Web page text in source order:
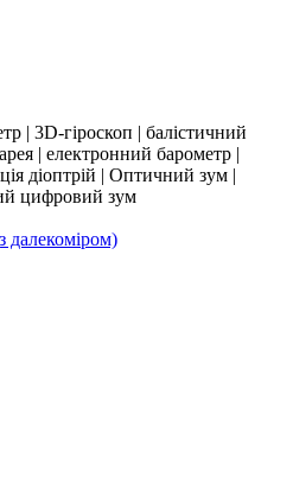
| 3D-гіроскоп | балістичний
| електронний барометр |
діоптрій | Оптичний зум |
цифровий зум
далекоміром)